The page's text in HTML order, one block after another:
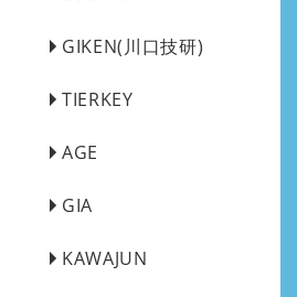
GIKEN(川口技研)
TIERKEY
AGE
GIA
KAWAJUN